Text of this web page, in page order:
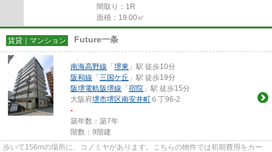
間取り：1R
面積：19.00㎡
賃貸｜マンション Future一条
南海高野線 「 堺東 」駅 徒歩10分
阪和線 「 三国ケ丘 」駅 徒歩19分
阪堺電軌阪堺線 「 宿院 」駅 徒歩15分
大阪府堺市堺区南安井町 ６丁96-2
-
築年数：築7年
階数：9階建
歩いて156mの場所に、コノミヤがあります。こちらの物件では初期費用をカー